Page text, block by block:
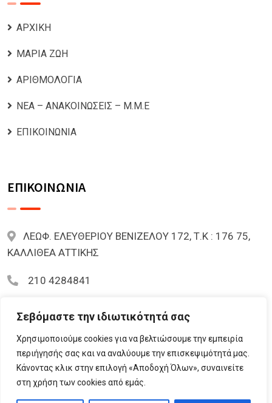
Σεβόμαστε την ιδιωτικότητά σας
Χρησιμοποιούμε cookies για να βελτιώσουμε την εμπειρία
περιήγησής σας και να αναλύουμε την επισκεψιμότητά μας.
Κάνοντας κλικ στην επιλογή «Αποδοχή Όλων», συναινείτε
στη χρήση των cookies από εμάς.
ΑΡΧΙΚΗ
ΜΑΡΙΑ ΖΩΗ
ΑΡΙΘΜΟΛΟΓΙΑ
ΝΕΑ – ΑΝΑΚΟΙΝΩΣΕΙΣ – Μ.Μ.Ε
ΕΠΙΚΟΙΝΩΝΙΑ
ΕΠΙΚΟΙΝΩΝΙΑ
ΛΕΩΦ. ΕΛΕΥΘΕΡΙΟΥ ΒΕΝΙΖΕΛΟΥ 172, Τ.Κ : 176 75,
ΚΑΛΛΙΘΕΑ ΑΤΤΙΚΗΣ
210 4284841
© 2023 Lifementor.gr All Rights Reserved By